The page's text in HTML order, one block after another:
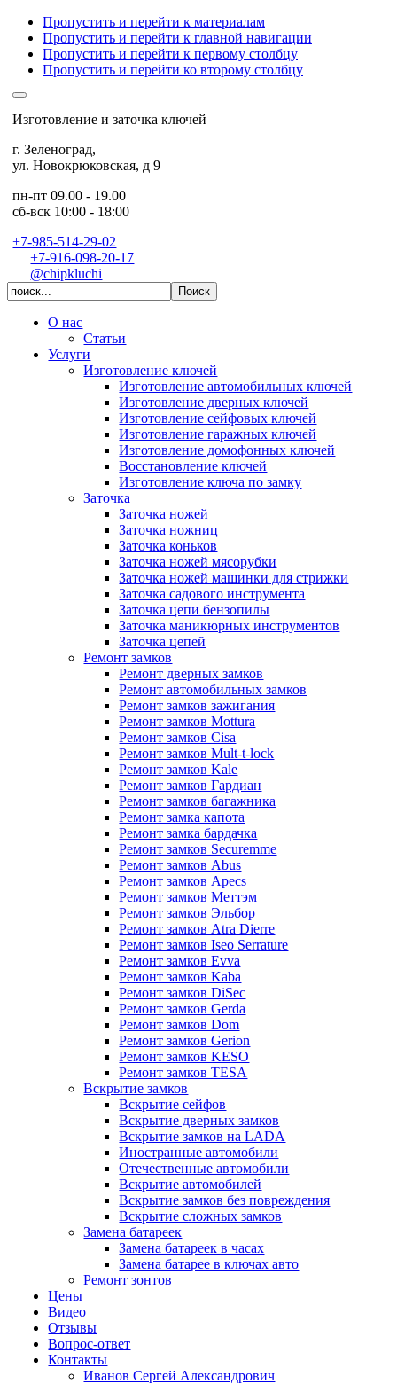
Пропустить и перейти к материалам
Пропустить и перейти к главной навигации
Пропустить и перейти к первому столбцу
Пропустить и перейти ко второму столбцу
Изготовление и заточка ключей
г. Зеленоград,
ул. Новокрюковская, д 9
пн-пт 09.00 - 19.00
сб-вск 10:00 - 18:00
+7-985-514-29-02
+7-916-098-20-17
@chipkluchi
О нас
Статьи
Услуги
Изготовление ключей
Изготовление автомобильных ключей
Изготовление дверных ключей
Изготовление сейфовых ключей
Изготовление гаражных ключей
Изготовление домофонных ключей
Восстановление ключей
Изготовление ключа по замку
Заточка
Заточка ножей
Заточка ножниц
Заточка коньков
Заточка ножей мясорубки
Заточка ножей машинки для стрижки
Заточка садового инструмента
Заточка цепи бензопилы
Заточка маникюрных инструментов
Заточка цепей
Ремонт замков
Ремонт дверных замков
Ремонт автомобильных замков
Ремонт замков зажигания
Ремонт замков Mottura
Ремонт замков Cisa
Ремонт замков Mult-t-lock
Ремонт замков Kale
Ремонт замков Гардиан
Ремонт замков багажника
Ремонт замка капота
Ремонт замка бардачка
Ремонт замков Securemme
Ремонт замков Abus
Ремонт замков Apecs
Ремонт замков Меттэм
Ремонт замков Эльбор
Ремонт замков Atra Dierre
Ремонт замков Iseo Serrature
Ремонт замков Evva
Ремонт замков Kaba
Ремонт замков DiSec
Ремонт замков Gerda
Ремонт замков Dom
Ремонт замков Gerion
Ремонт замков KESO
Ремонт замков TESA
Вскрытие замков
Вскрытие сейфов
Вскрытие дверных замков
Вскрытие замков на LADA
Иностранные автомобили
Отечественные автомобили
Вскрытие автомобилей
Вскрытие замков без повреждения
Вскрытие сложных замков
Замена батареек
Замена батареек в часах
Замена батарее в ключах авто
Ремонт зонтов
Цены
Видео
Отзывы
Вопрос-ответ
Контакты
Иванов Сергей Александрович